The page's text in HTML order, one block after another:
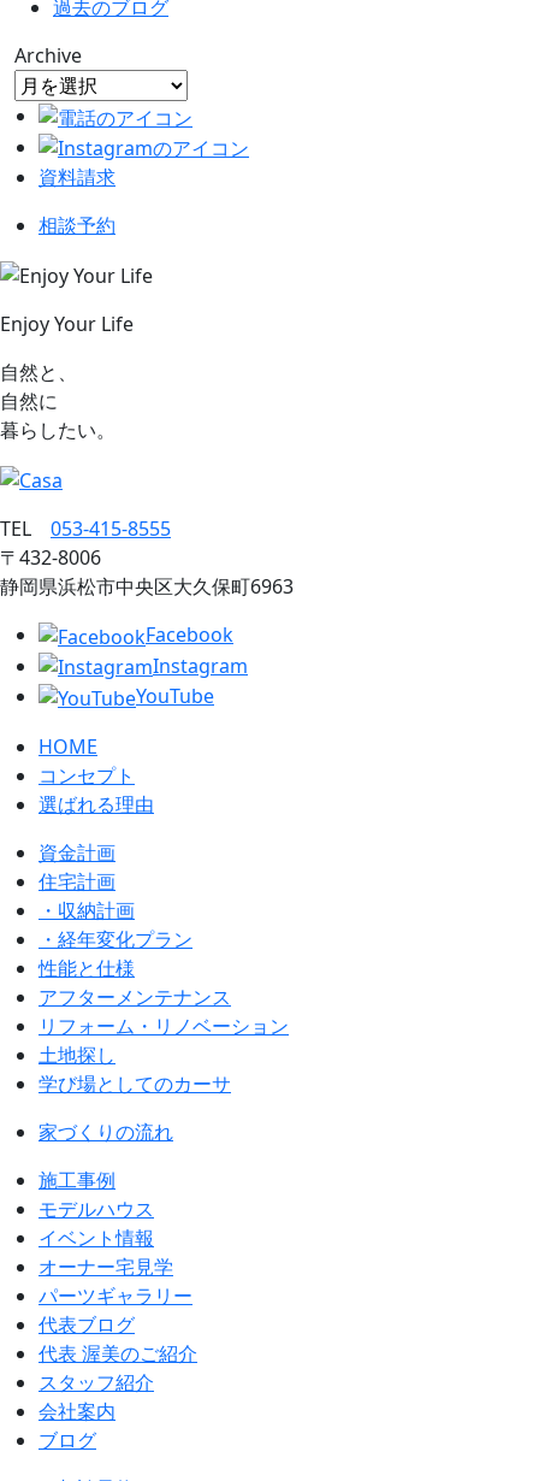
過去のブログ
Archive
資料請求
相談予約
Enjoy Your Life
自然と、
自然に
暮らしたい。
TEL 053‐415‐8555
〒432‐8006
静岡県浜松市中央区大久保町6963
Facebook
Instagram
YouTube
HOME
コンセプト
選ばれる理由
資金計画
住宅計画
・収納計画
・経年変化プラン
性能と仕様
アフターメンテナンス
リフォーム・リノベーション
土地探し
学び場としてのカーサ
家づくりの流れ
施工事例
モデルハウス
イベント情報
オーナー宅見学
パーツギャラリー
代表ブログ
代表 渥美のご紹介
スタッフ紹介
会社案内
ブログ